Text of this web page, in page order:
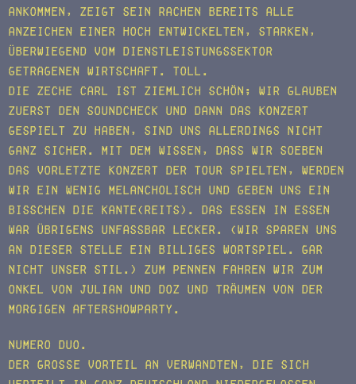
ankommen, zeigt sein Rachen bereits alle
Anzeichen einer hoch entwickelten, starken,
überwiegend vom Dienstleistungssektor
getragenen Wirtschaft. Toll.
Die Zeche Carl ist ziemlich schön; wir glauben
zuerst den Soundcheck und dann das Konzert
gespielt zu haben, sind uns allerdings nicht
ganz sicher. Mit dem Wissen, dass wir soeben
das vorletzte Konzert der Tour spielten, werden
wir ein wenig melancholisch und geben uns ein
bisschen die Kante(reits). Das Essen in Essen
war übrigens unfassbar lecker. (Wir sparen uns
an dieser Stelle ein billiges Wortspiel. Gar
nicht unser Stil.) Zum Pennen fahren wir zum
Onkel von Julian und Doz und träumen von der
morgigen Aftershowparty.
Numero Duo.
Der große Vorteil an Verwandten, die sich